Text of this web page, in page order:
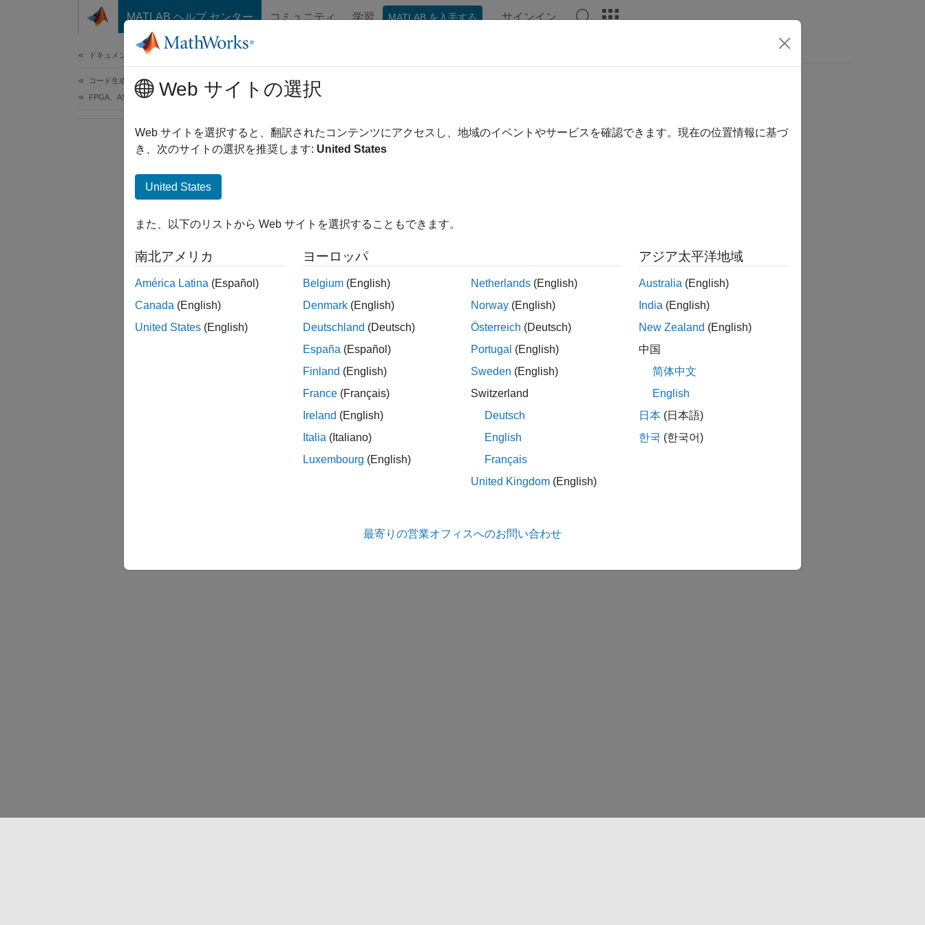
コンテンツへスキップ
MATLAB ヘルプ センター コミュニティ 学習 MATLAB を入手する サインイン
ドキュメンテーションのホーム
コード生成
FPGA、ASIC、および SoC 開発
この情報は役に立ちましたか？
Web サイトの選択
Web サイトを選択すると、翻訳されたコンテンツにアクセスし、地域のイベントやサービスを確認できます。現在の位置情報に基づ
き、次のサイトの選択を推奨します: United States
United States
また、以下のリストから Web サイトを選択することもできます。
南北アメリカ
América Latina (Español)
Canada (English)
United States (English)
ヨーロッパ
Belgium (English)
Denmark (English)
Deutschland (Deutsch)
España (Español)
Finland (English)
France (Français)
Ireland (English)
Italia (Italiano)
Luxembourg (English)
Netherlands (English)
Norway (English)
Österreich (Deutsch)
Portugal (English)
Sweden (English)
Switzerland
Deutsch
English
Français
United Kingdom (English)
アジア太平洋地域
Australia (English)
India (English)
New Zealand (English)
中国
简体中文
English
日本 (日本語)
한국 (한국어)
最寄りの営業オフィスへのお問い合わせ